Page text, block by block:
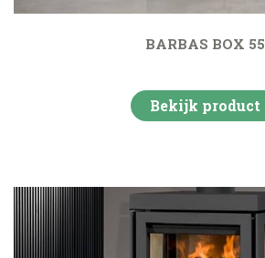
BARBAS BOX 55
Bekijk product